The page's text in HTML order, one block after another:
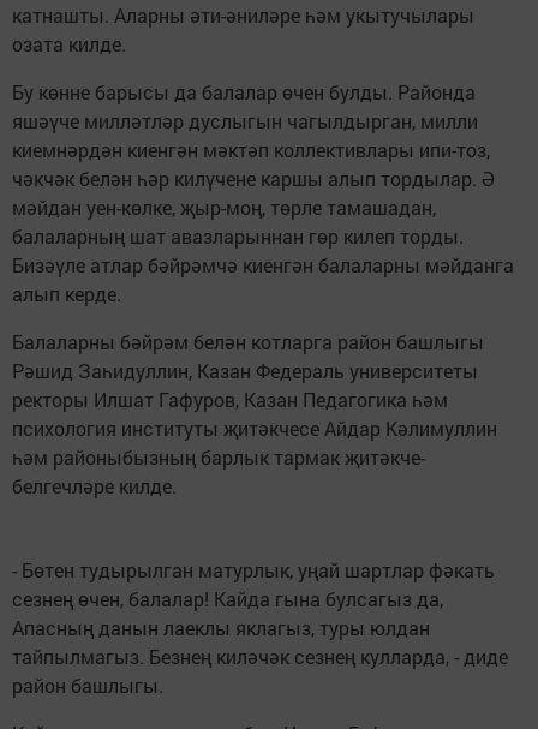
катнашты. Аларны әти-әниләре һәм укытучылары
озата килде.
Бу көнне барысы да балалар өчен булды. Районда
яшәүче милләтләр дуслыгын чагылдырган, милли
киемнәрдән киенгән мәктәп коллективлары ипи-тоз,
чәкчәк белән һәр килүчене каршы алып тордылар. Ә
мәйдан уен-көлке, җыр-моң, төрле тамашадан,
балаларның шат авазларыннан гөр килеп торды.
Бизәүле атлар бәйрәмчә киенгән балаларны мәйданга
алып керде.
Балаларны бәйрәм белән котларга район башлыгы
Рәшид Заһидуллин, Казан Федераль университеты
ректоры Илшат Гафуров, Казан Педагогика һәм
психология институты җитәкчесе Айдар Кәлимуллин
һәм районыбызның барлык тармак җитәкче-
белгечләре килде.
- Бөтен тудырылган матурлык, уңай шартлар фәкать
сезнең өчен, балалар! Кайда гына булсагыз да,
Апасның данын лаеклы яклагыз, туры юлдан
тайпылмагыз. Безнең киләчәк сезнең кулларда, - диде
район башлыгы.